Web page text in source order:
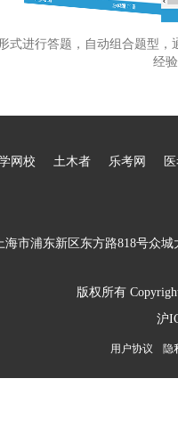
式进行答题，自动组合题型
经
网校 土木者 乐考网
海市浦东新区东方路818号众城
版权所有
沪
用户协议 隐